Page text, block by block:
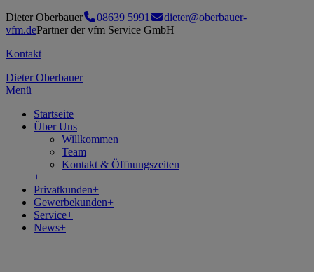
Dieter Oberbauer 08639 5991
dieter@oberbauer-
vfm.dePartner der vfm Service GmbH
Kontakt
Dieter Oberbauer
Menü
Startseite
Über Uns
Willkommen
Team
Kontakt & Öffnungszeiten
+
Privatkunden+
Gewerbekunden+
Service+
News+